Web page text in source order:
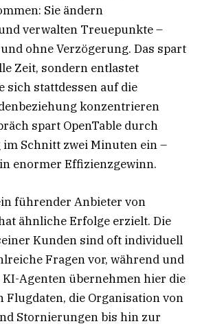
Sie ändern
verwalten Treuepunkte –
ohne Verzögerung. Das spart
Zeit, sondern entlastet
sich stattdessen auf die
konzentrieren
spart OpenTable durch
Schnitt zwei Minuten ein –
enormer Effizienzgewinn.
führender Anbieter von
ähnliche Erfolge erzielt. Die
Kunden sind oft individuell
Fragen vor, während und
KI-Agenten übernehmen hier die
die Organisation von
Stornierungen bis hin zur